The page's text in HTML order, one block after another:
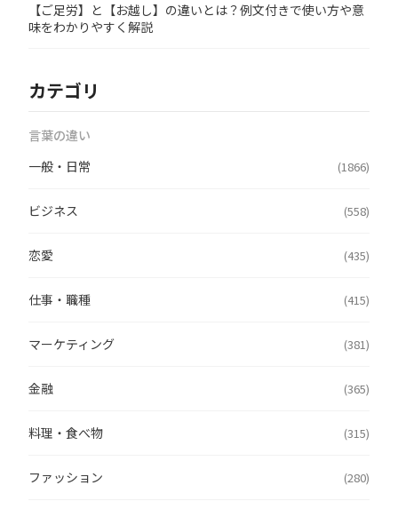
【ご足労】と【お越し】の違いとは？例文付きで使い方や意
味をわかりやすく解説
カテゴリ
言葉の違い
一般・日常
(1866)
ビジネス (558)
恋愛 (435)
仕事・職種 (415)
マーケティング (381)
金融 (365)
料理・食べ物 (315)
ファッション (280)